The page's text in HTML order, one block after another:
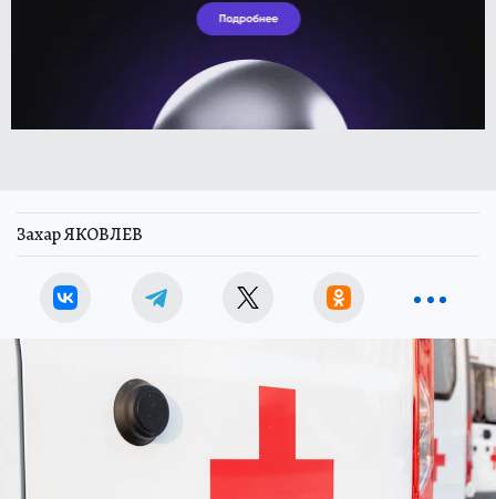
Захар ЯКОВЛЕВ